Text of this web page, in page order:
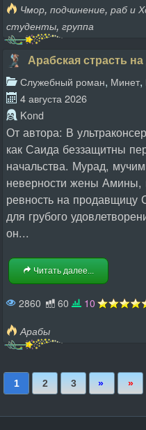
Чмор, подчинение, раб и
студенты, группа
Арабская страсть
Служебный роман, Минет,
4 августа 2026
Kond
От автора: В
как Саида беззащитны
начальства. Мурад,
неверности жены Амины,
ревность на продавщицу
для грубого
он...
Читать далее...
2860 60
10
Арабы
1 2 3
Вперед
Последняя